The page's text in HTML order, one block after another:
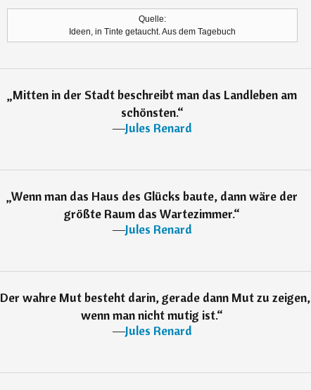
Quelle:
Ideen, in Tinte getaucht. Aus dem Tagebuch
„Mitten in der Stadt beschreibt man das Landleben am
schönsten.“
―Jules Renard
„Wenn man das Haus des Glücks baute, dann wäre der
größte Raum das Wartezimmer.“
―Jules Renard
Der wahre Mut besteht darin, gerade dann Mut zu zeigen,
wenn man nicht mutig ist.“
―Jules Renard